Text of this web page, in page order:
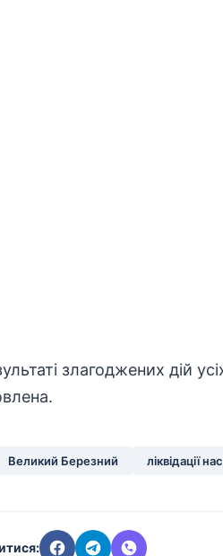
злагоджених дій
Великий Березний ліквідації